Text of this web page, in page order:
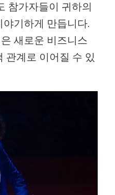
참가자들이 귀하의
기하게 만듭니다.
새로운 비즈니스
관계로 이어질 수 있